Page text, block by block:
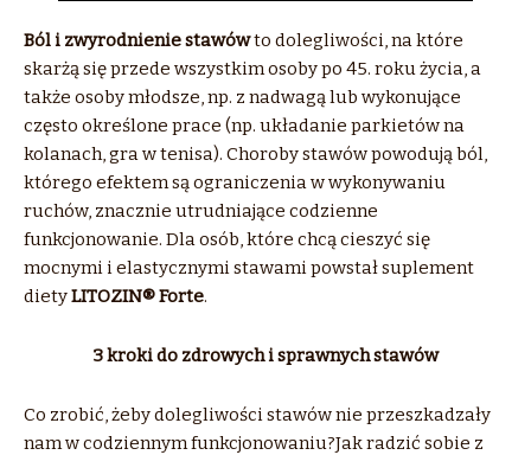
Ból i zwyrodnienie stawówto dolegliwości, na które
skarżą się przede wszystkim osoby po 45. roku życia, a
także osoby młodsze, np. z nadwagą lub wykonujące
często określone prace (np. układanie parkietów na
kolanach, gra w tenisa). Choroby stawów powodują ból,
którego efektem są ograniczenia w wykonywaniu
ruchów, znacznie utrudniające codzienne
funkcjonowanie. Dla osób, które chcą cieszyć się
mocnymi i elastycznymi stawami powstał suplement
dietyLITOZIN® Forte.
3 kroki do zdrowych i sprawnych stawów
Co zrobić, żeby dolegliwości stawów nie przeszkadzały
nam w codziennym funkcjonowaniu?Jak radzić sobie z